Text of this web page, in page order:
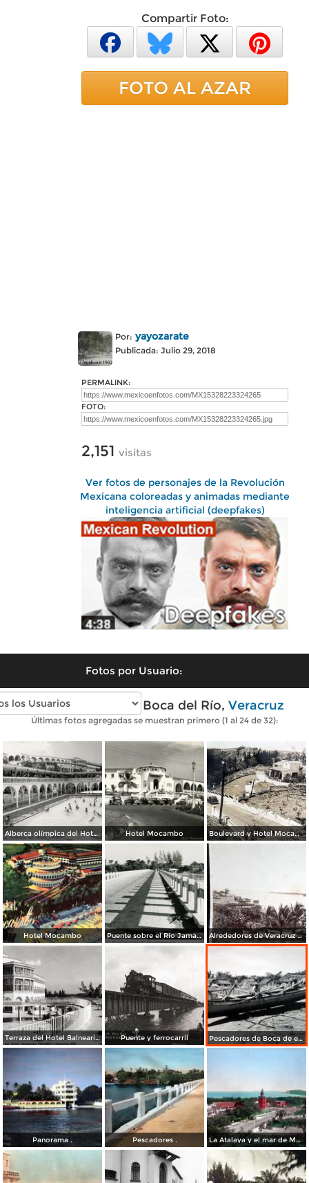
Compartir Foto:
FOTO AL AZAR
Por: yayozarate
Publicada: Julio 29, 2018
PERMALINK:
FOTO:
2,151 visitas
Ver fotos de personajes de la Revolución
Mexicana coloreadas y animadas mediante
inteligencia artificial (deepfakes)
Fotos por Usuario:
Fotos antiguas de Boca del Río, Veracruz
Últimas fotos agregadas se muestran primero (1 al 24 de 32):
Alberca olímpica del Hotel Mocambo Hotel Mocambo Boulevard y Hotel Mocambo.
Hotel Mocambo Puente sobre el Río Jamapa Alrededores de Veracruz Boca del Rio por el Fotógrafo Abel Briquet..
Terraza del Hotel Balneario Mocambo Puente y ferrocarril Pescadores de Boca de el Rio..
Panorama . Pescadores . La Atalaya y el mar de Mocambo